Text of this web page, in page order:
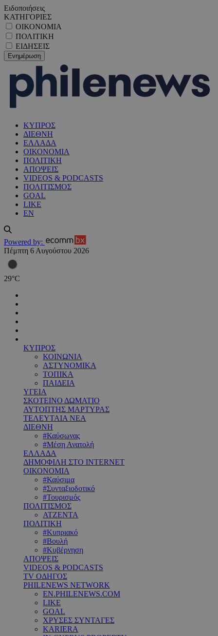
Ειδοποιήσεις
ΚΑΤΗΓΟΡΙΕΣ
ΟΙΚΟΝΟΜΙΑ
ΠΟΛΙΤΙΚΗ
ΕΙΔΗΣΕΙΣ
ΚΥΠΡΟΣ
ΔΙΕΘΝΗ
ΕΛΛΑΔΑ
ΟΙΚΟΝΟΜΙΑ
ΠΟΛΙΤΙΚΗ
ΑΠΟΨΕΙΣ
VIDEOS & PODCASTS
ΠΟΛΙΤΙΣΜΟΣ
GOAL
LIKE
EN
Powered by:
Πέμπτη 6 Αυγούστου 2026
29°C
ΚΥΠΡΟΣ
ΚΟΙΝΩΝΙΑ
ΑΣΤΥΝΟΜΙΚΑ
ΤΟΠΙΚΑ
ΠΑΙΔΕΙΑ
ΥΓΕΙΑ
ΣΚΟΤΕΙΝΟ ΔΩΜΑΤΙΟ
ΑΥΤΟΠΤΗΣ ΜΑΡΤΥΡΑΣ
ΤΕΛΕΥΤΑΙΑ ΝΕΑ
ΔΙΕΘΝΗ
#Καύσωνας
#Μέση Ανατολή
ΕΛΛΑΔΑ
ΔΗΜΟΦΙΛΗ ΣΤΟ INTERNET
ΟΙΚΟΝΟΜΙΑ
#Καύσιμα
#Συνταξιοδοτικό
#Τουρισμός
ΠΟΛΙΤΙΣΜΟΣ
ΑΤΖΕΝΤΑ
ΠΟΛΙΤΙΚΗ
#Κυπριακό
#Βουλή
#Κυβέρνηση
ΑΠΟΨΕΙΣ
VIDEOS & PODCASTS
TV ΟΔΗΓΟΣ
PHILENEWS NETWORK
EN.PHILENEWS.COM
LIKE
GOAL
ΧΡΥΣΕΣ ΣΥΝΤΑΓΕΣ
KARIERA